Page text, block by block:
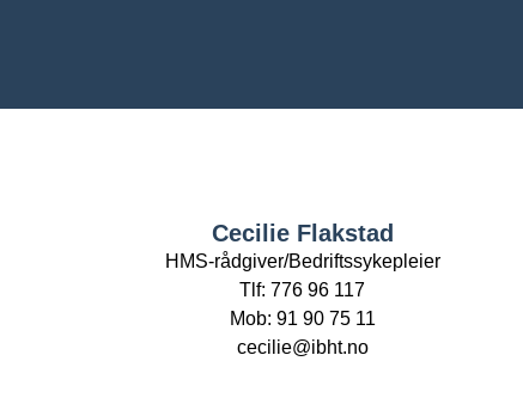
Cecilie Flakstad
HMS-rådgiver/Bedriftssykepleier
Tlf: 776 96 117
Mob: 91 90 75 11
cecilie@ibht.no